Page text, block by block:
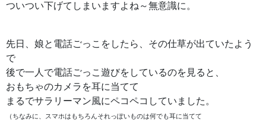
ついつい下げてしまいますよね～無意識に。
先日、娘と電話ごっこをしたら、その仕草が出ていたよう
で
後で一人で電話ごっこ遊びをしているのを見ると、
おもちゃのカメラを耳に当てて
まるでサラリーマン風にペコペコしていました。
（ちなみに、スマホはもちろんそれっぽいものは何でも耳に当てて